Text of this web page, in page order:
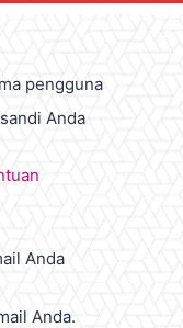
pengguna
Anda
Anda
Anda.